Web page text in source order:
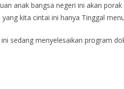
anak bangsa negeri ini akan porak
kita cintai ini hanya Tinggal
sedang menyelesaikan program